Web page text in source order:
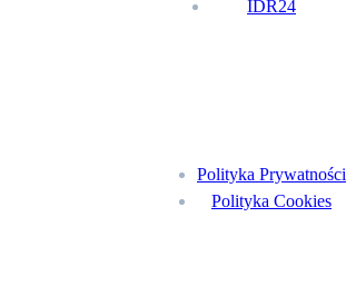
IDR24
Polityka Prywatności
Polityka Cookies